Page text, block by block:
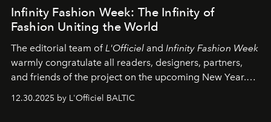
Infinity Fashion Week: The Infinity of
Fashion Uniting the World
The editorial team ofL'Officiel and Infinity Fashion Week
warmly congratulate all readers, designers, partners,
and friends of the project on the upcoming New Year.
May 2026 bring growth, inspiration, bold ideas, and new
achievements.
12.30.2025 by L'Officiel BALTIC